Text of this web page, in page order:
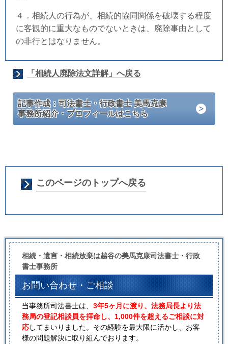
４．相続人の行為が、相続的協同関係を破壊する程度
に客観的に重大なものでないときは、廃除事由として
の非行とはなりません。
「相続人廃除法文詳解」へ戻る
記事作成：司法書士・行政書士 美馬克康
事務所紹介・プロフィールはこちら
このページのトップへ戻る
相続・遺言・相続放棄は越谷の美馬克康司法書士・行政
書士事務所
お問い合わせ・ご相談
当事務所司法書士は、 3年5ヶ月に渡り、法務局長より法
務局の登記相談員を拝命し、1,000件を超えるご相談に対
応してまいりました。その経験を最大限に活かし、お客
様の問題解決に取り組んでおります。